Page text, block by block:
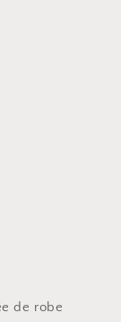
de robe